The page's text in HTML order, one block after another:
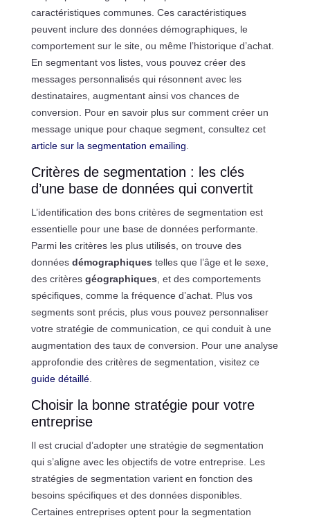
caractéristiques communes. Ces caractéristiques
peuvent inclure des données démographiques, le
comportement sur le site, ou même l’historique d’achat.
En segmentant vos listes, vous pouvez créer des
messages personnalisés qui résonnent avec les
destinataires, augmentant ainsi vos chances de
conversion. Pour en savoir plus sur comment créer un
message unique pour chaque segment, consultez cet
article sur la segmentation emailing
Critères de segmentation : les clés
d’une base de données qui convertit
L’identification des bons critères de segmentation est
essentielle pour une base de données performante.
Parmi les critères les plus utilisés, on trouve des
données démographiques telles que l’âge et le sexe,
des critères géographiques , et des comportements
spécifiques, comme la fréquence d’achat. Plus vos
segments sont précis, plus vous pouvez personnaliser
votre stratégie de communication, ce qui conduit à une
augmentation des taux de conversion. Pour une analyse
approfondie des critères de segmentation, visitez ce
guide détaillé.
Choisir la bonne stratégie pour votre
entreprise
Il est crucial d’adopter une stratégie de segmentation
qui s’aligne avec les objectifs de votre entreprise. Les
stratégies de segmentation varient en fonction des
besoins spécifiques et des données disponibles.
Certaines entreprises optent pour la segmentation